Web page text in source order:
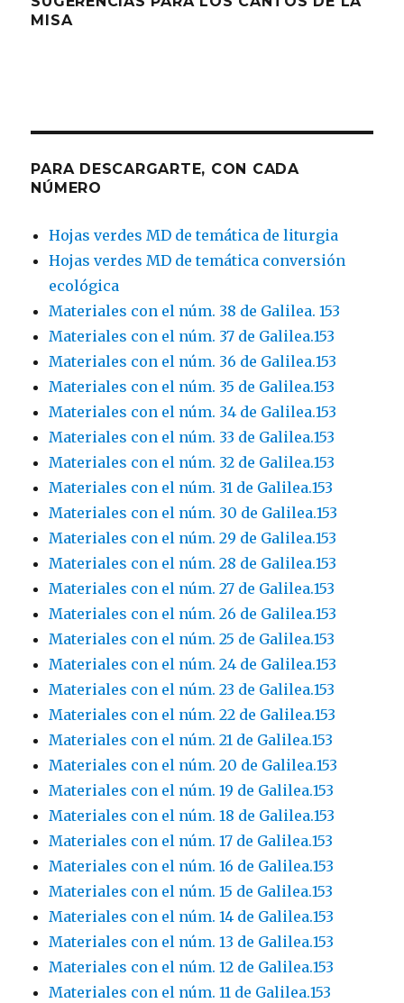
MISA
PARA DESCARGARTE, CON CADA
NÚMERO
Hojas verdes MD de temática de liturgia
Hojas verdes MD de temática conversión
ecológica
Materiales con el núm. 38 de Galilea. 153
Materiales con el núm. 37 de Galilea.153
Materiales con el núm. 36 de Galilea.153
Materiales con el núm. 35 de Galilea.153
Materiales con el núm. 34 de Galilea.153
Materiales con el núm. 33 de Galilea.153
Materiales con el núm. 32 de Galilea.153
Materiales con el núm. 31 de Galilea.153
Materiales con el núm. 30 de Galilea.153
Materiales con el núm. 29 de Galilea.153
Materiales con el núm. 28 de Galilea.153
Materiales con el núm. 27 de Galilea.153
Materiales con el núm. 26 de Galilea.153
Materiales con el núm. 25 de Galilea.153
Materiales con el núm. 24 de Galilea.153
Materiales con el núm. 23 de Galilea.153
Materiales con el núm. 22 de Galilea.153
Materiales con el núm. 21 de Galilea.153
Materiales con el núm. 20 de Galilea.153
Materiales con el núm. 19 de Galilea.153
Materiales con el núm. 18 de Galilea.153
Materiales con el núm. 17 de Galilea.153
Materiales con el núm. 16 de Galilea.153
Materiales con el núm. 15 de Galilea.153
Materiales con el núm. 14 de Galilea.153
Materiales con el núm. 13 de Galilea.153
Materiales con el núm. 12 de Galilea.153
Materiales con el núm. 11 de Galilea.153